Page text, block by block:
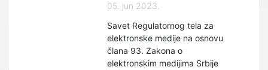
05. jun 2023.
Savet Regulatornog tela za
elektronske medije na osnovu
člana 93. Zakona o
elektronskim medijima Srbije